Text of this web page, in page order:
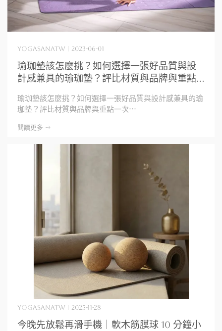
瑜珈墊該怎麼挑？如何選擇一張好品質與設
計感兼具的瑜珈墊？評比材質與品牌與重點
yogasanatw | 2023-06-01
瑜珈墊該怎麼挑？如何選擇一張好品質與設計感兼具的瑜
珈墊？評比材質與品牌與重點一次⋯
閱讀更多 ->
今晚先放鬆再滑手機｜軟木筋膜球 10 分鐘小
yogasanatw | 2025-11-28